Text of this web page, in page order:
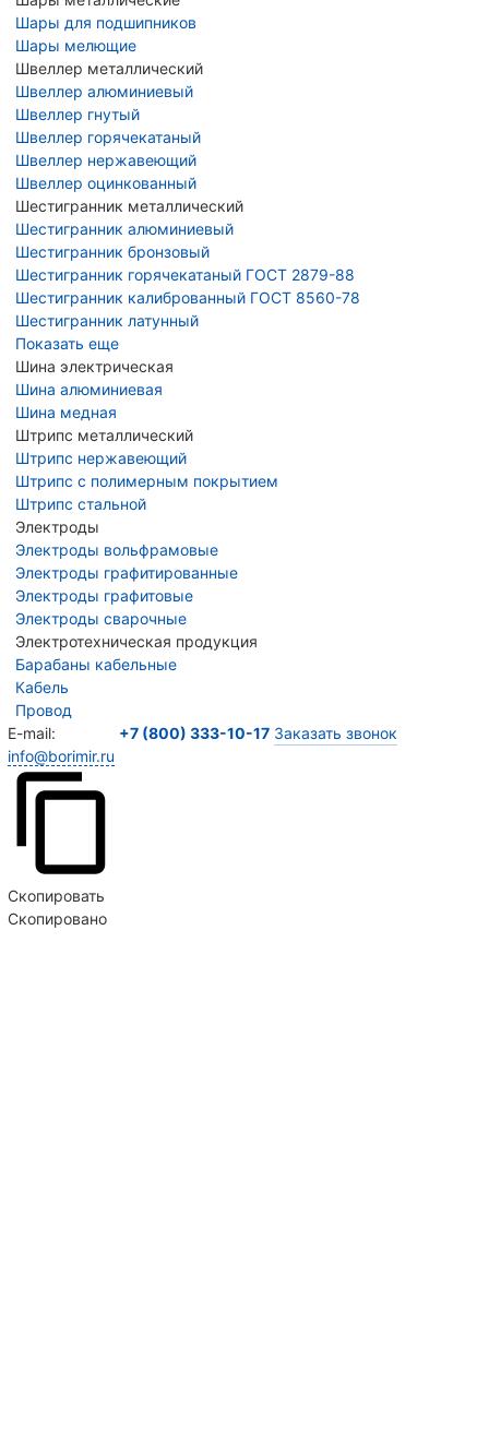
Шары для подшипников
Шары мелющие
Швеллер металлический
Швеллер алюминиевый
Швеллер гнутый
Швеллер горячекатаный
Швеллер нержавеющий
Швеллер оцинкованный
Шестигранник металлический
Шестигранник алюминиевый
Шестигранник бронзовый
Шестигранник горячекатаный ГОСТ 2879-88
Шестигранник калиброванный ГОСТ 8560-78
Шестигранник латунный
Показать еще
Шина электрическая
Шина алюминиевая
Шина медная
Штрипс металлический
Штрипс нержавеющий
Штрипс с полимерным покрытием
Штрипс стальной
Электроды
Электроды вольфрамовые
Электроды графитированные
Электроды графитовые
Электроды сварочные
Электротехническая продукция
Барабаны кабельные
Кабель
Провод
E-mail:
info@borimir.ru
Скопировать
Скопировано
+7 (800) 333-10-17 Заказать звонок